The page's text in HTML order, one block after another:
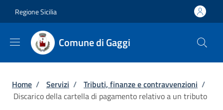
Regione Sicilia
Comune di Gaggi
Briciole di pane
Home / Servizi / Tributi, finanze e contravvenzioni /
Discarico della cartella di pagamento relativo a un tributo